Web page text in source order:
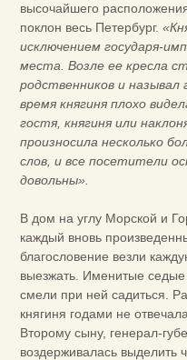
высочайшего
поклон весь Петербург.
исключением государя-
места. Возле ее кресла
родственников и называл
время княгиня плохо
гостя, княгиня или
произносила несколько
слов, и все посетители
довольны».
В дом на углу Морской и
каждый вновь
благословение везли
выезжать. Именитые
смели при ней садиться.
княгиня годами не
Второму сыну, генерал-
воздерживалась выделить